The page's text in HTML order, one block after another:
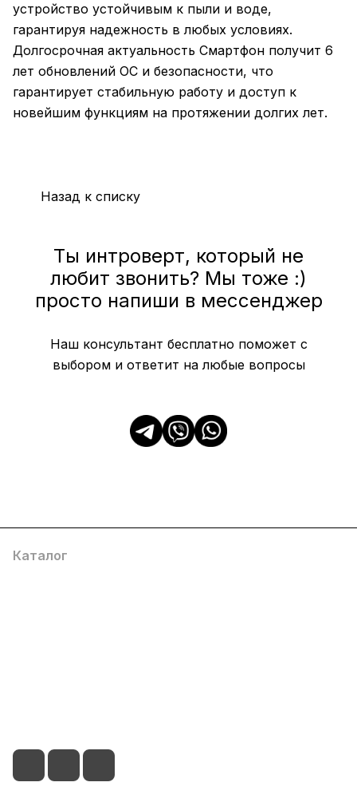
устройство устойчивым к пыли и воде,
гарантируя надежность в любых условиях.
Долгосрочная актуальность Смартфон получит 6
лет обновлений ОС и безопасности, что
гарантирует стабильную работу и доступ к
новейшим функциям на протяжении долгих лет.
Назад к списку
Ты интроверт, который не
любит звонить? Мы тоже :)
просто напиши в мессенджер
Наш консультант бесплатно поможет с
выбором и ответит на любые вопросы
Каталог